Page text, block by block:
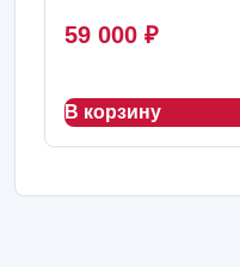
59 000 ₽
В корзину